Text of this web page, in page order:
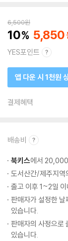
6,500원
10 5,850
YES포인트
앱 다운 시 1천원
결제혜택
배송비
북키스에서 20,000
도서산간/제주지역
출고 이후 1~2일 이
판매자가 설정한
있습니다.
판매자의 사정으로
있습니다.